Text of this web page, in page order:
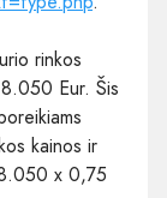
rinkos
Eur. Šis
kainos ir
x 0,75